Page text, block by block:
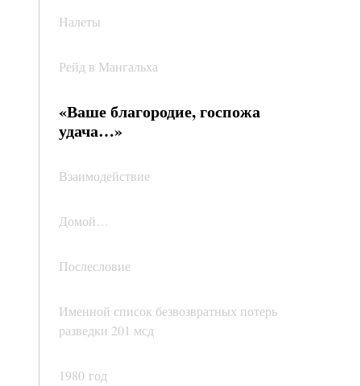
Налеты
Рейд в Мангальха
«Ваше благородие, госпожа
удача…»
Взаимодействие
Домой…
Послесловие
Именной список безвозвратных потерь
разведки 201 мсд
1980 год